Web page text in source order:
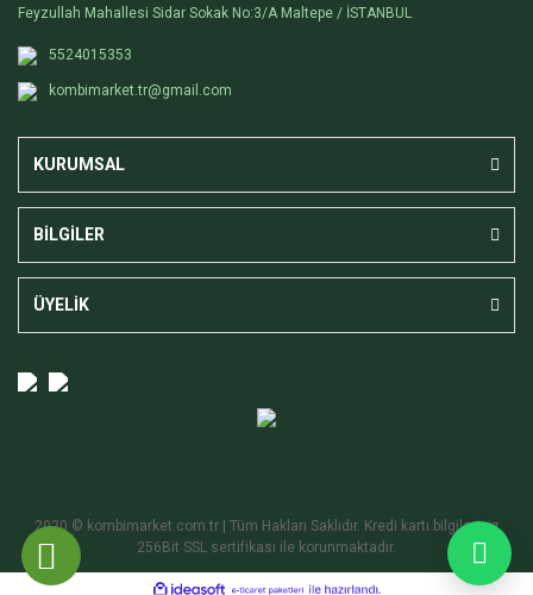
Feyzullah Mahallesi Sidar Sokak No:3/A Maltepe / İSTANBUL
5524015353
kombimarket.tr@gmail.com
KURUMSAL
BİLGİLER
ÜYELİK
2020 © kombimarket.com.tr | Tüm Hakları Saklıdır. Kredi kartı bilgileriniz
256Bit SSL sertifikası ile korunmaktadır.
ideasoft e-